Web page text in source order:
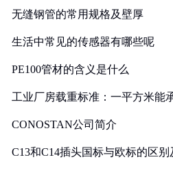
无缝钢管的常用规格及壁厚
生活中常见的传感器有哪些呢
PE100管材的含义是什么
工业厂房载重标准：一平方米能
CONOSTAN公司简介
C13和C14插头国标与欧标的区